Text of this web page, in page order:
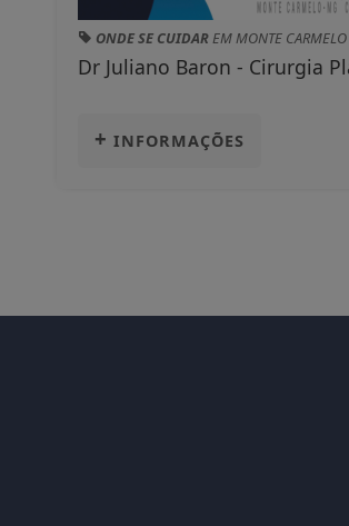
ONDE SE CUIDAREM MONTE CARMELO
Dr Juliano Baron - Cirurgia
+ INFORMAÇÕES